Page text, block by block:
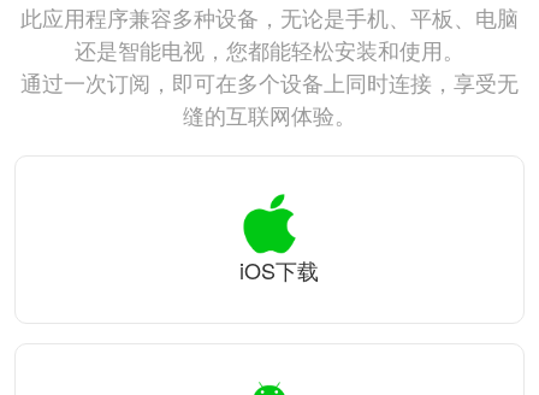
此应用程序兼容多种设备，无论是手机、平板、电脑
还是智能电视，您都能轻松安装和使用。
通过一次订阅，即可在多个设备上同时连接，享受无
缝的互联网体验。
iOS下载